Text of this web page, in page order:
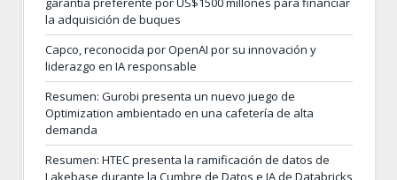
la adquisición de buques
Capco, reconocida por OpenAI por su innovación y
liderazgo en IA responsable
Resumen: Gurobi presenta un nuevo juego de
Optimization ambientado en una cafetería de alta
demanda
Resumen: HTEC presenta la ramificación de datos de